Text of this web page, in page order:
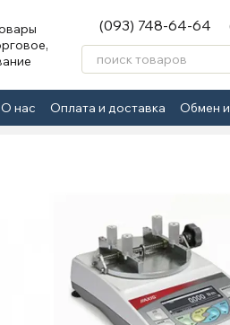
(093) 748-64-64
О нас Оплата и доставка Обмен